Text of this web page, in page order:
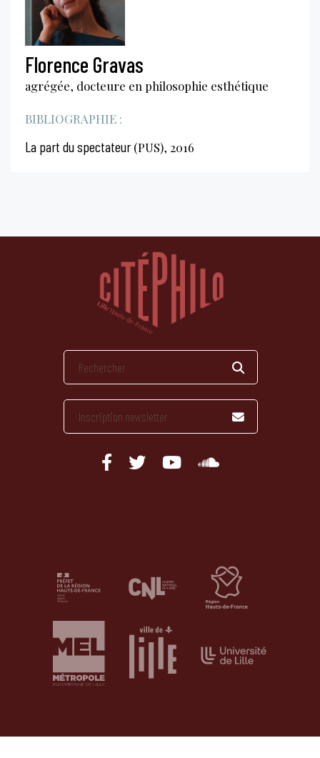
Florence Gravas
agrégée, docteure en philosophie esthétique
BIBLIOGRAPHIE :
La part du spectateur (PUS), 2016